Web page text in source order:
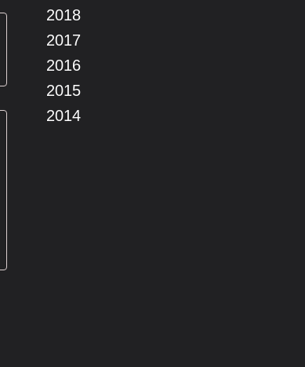
2018
2017
2016
2015
2014